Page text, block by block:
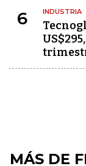
6 INDUSTRIA
MÁS DE